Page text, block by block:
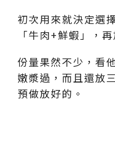
初次用來就決定選
「牛肉+鮮蝦」，
份量果然不少，看
嫩漿過，而且還放
預做放好的。